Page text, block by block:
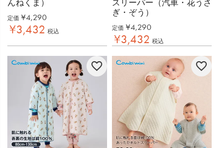
んねくま）
定価 ¥4,290
¥3,432 税込
スリーパー（汽車・花うさ
ぎ・ぞう）
定価 ¥4,290
¥3,432 税込